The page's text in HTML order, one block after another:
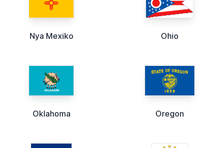
Nya Mexiko Ohio
Oklahoma Oregon